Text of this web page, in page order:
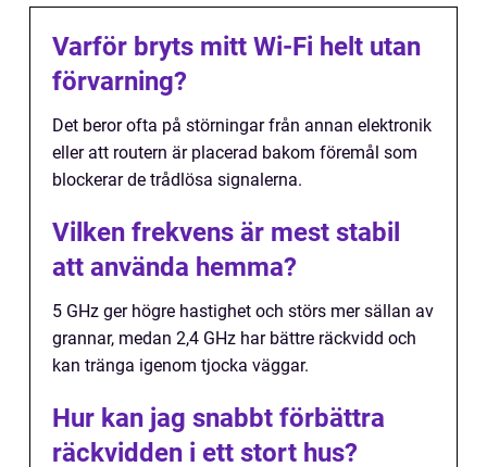
Varför bryts mitt Wi-Fi helt utan
förvarning?
Det beror ofta på störningar från annan elektronik
eller att routern är placerad bakom föremål som
blockerar de trådlösa signalerna.
Vilken frekvens är mest stabil
att använda hemma?
5 GHz ger högre hastighet och störs mer sällan av
grannar, medan 2,4 GHz har bättre räckvidd och
kan tränga igenom tjocka väggar.
Hur kan jag snabbt förbättra
räckvidden i ett stort hus?